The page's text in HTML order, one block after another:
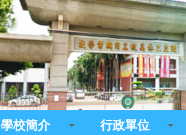
學校簡介 行政單位